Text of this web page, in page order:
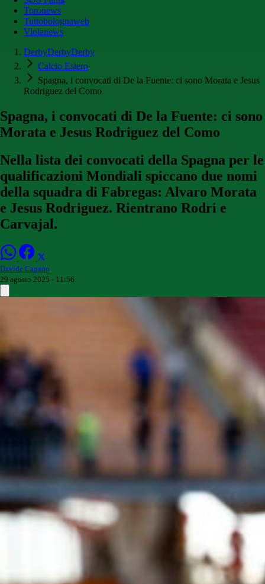
Toronews
Tuttobolognaweb
Violanews
DerbyDerbyDerby
Calcio Estero
Spagna, i convocati di De la Fuente: ci sono Morata e Jesus
Rodriguez del Como
Spagna, i convocati di De la Fuente: ci sono
Morata e Jesus Rodriguez del Como
Nella lista dei convocati della Spagna per le
qualificazioni Mondiali spiccano due nomi
della squadra di Fabregas: Alvaro Morata
e Jesus Rodriguez. Rientrano Rodri e
Carvajal.
Davide Capano
29 agosto 2025 - 11:56